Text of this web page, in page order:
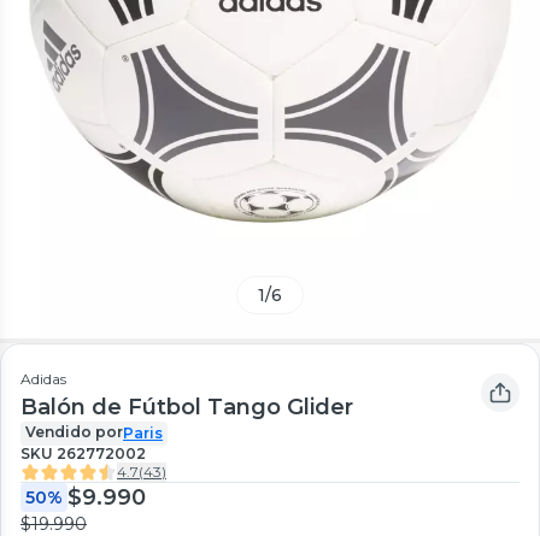
1/6
Adidas
Balón de Fútbol Tango Glider
Vendido porParis
SKU 262772002
4.7(43)
50% $9.990
$19.990